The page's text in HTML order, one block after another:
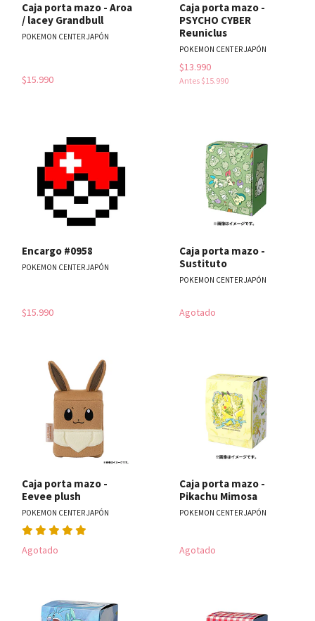
Caja porta mazo - Aroa
/ lacey Grandbull
POKEMON CENTER JAPÓN
$15.990
Caja porta mazo -
PSYCHO CYBER
Reuniclus
POKEMON CENTER JAPÓN
$13.990
Antes $15.990
Encargo #0958
POKEMON CENTER JAPÓN
$15.990
Caja porta mazo -
Sustituto
POKEMON CENTER JAPÓN
Agotado
Caja porta mazo -
Eevee plush
POKEMON CENTER JAPÓN
Agotado
Caja porta mazo -
Pikachu Mimosa
POKEMON CENTER JAPÓN
Agotado